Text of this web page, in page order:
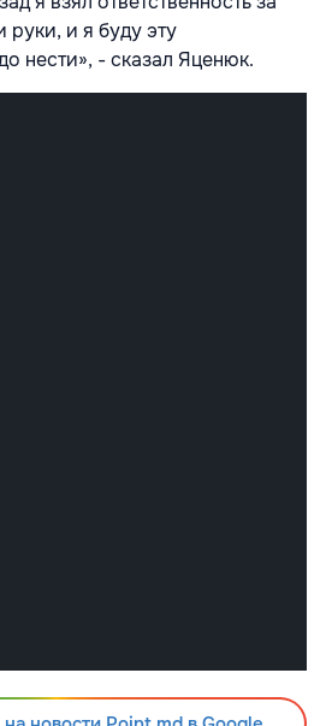
руки, и я буду эту
нести», - сказал Яценюк.